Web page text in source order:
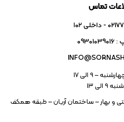
تماس
۱۰۲
– ۹ الی 17
۹ الی 13
و بهار – ساختمان آریان – طبقه همکف